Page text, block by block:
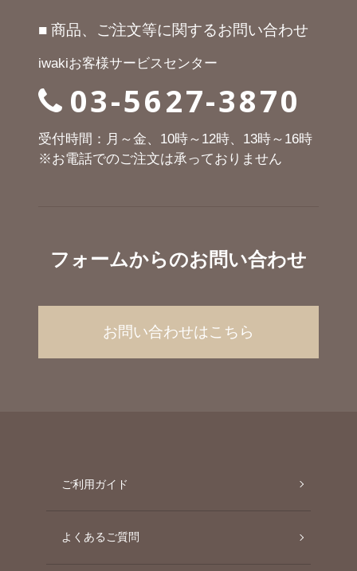
■ 商品、ご注文等に関するお問い合わせ
iwakiお客様サービスセンター
03-5627-3870
受付時間：月～金、10時～12時、13時～16時
※お電話でのご注文は承っておりません
フォームからのお問い合わせ
お問い合わせはこちら
ご利用ガイド
よくあるご質問